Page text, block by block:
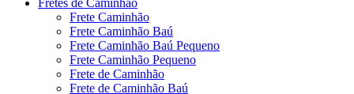
Frete Caminhão
Frete Caminhão Baú
Frete Caminhão Baú Pequeno
Frete Caminhão Pequeno
Frete de Caminhão
Frete de Caminhão Baú